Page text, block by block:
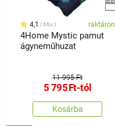
4,1 66x raktáron
4Home Mystic pamut
ágyneműhuzat
11 995 Ft
5 795Ft-tól
Kosárba